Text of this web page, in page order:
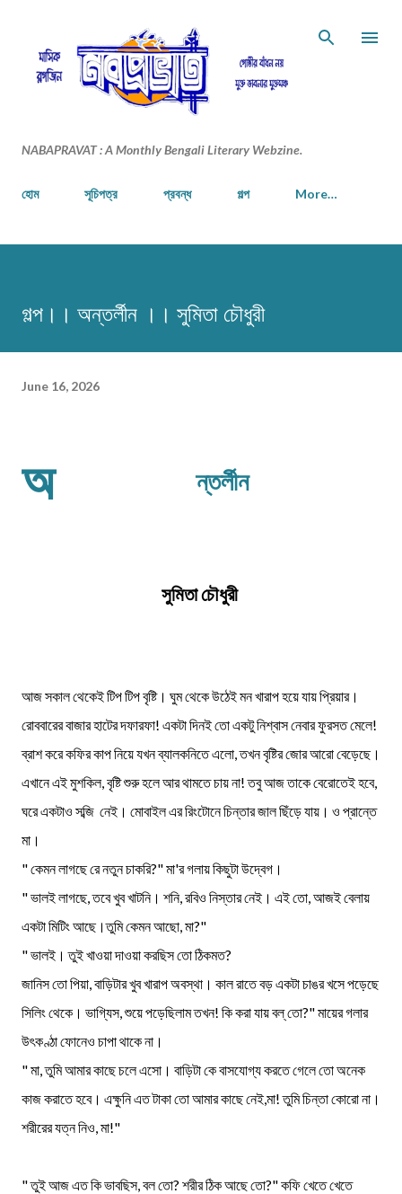
NABAPRAVAT : A Monthly Bengali Literary Webzine.
হোম সূচিপত্র প্রবন্ধ গল্প More…
গল্প।। অন্তর্লীন ।। সুমিতা চৌধুরী
June 16, 2026
অ ন্তর্লীন
সুমিতা চৌধুরী
আজ সকাল থেকেই টিপ টিপ বৃষ্টি। ঘুম থেকে উঠেই মন খারাপ হয়ে যায় প্রিয়ার।
রোববারের বাজার হাটের দফারফা! একটা দিনই তো একটু নিশ্বাস নেবার ফুরসত মেলে!
ব্রাশ করে কফির কাপ নিয়ে যখন ব্যালকনিতে এলো, তখন বৃষ্টির জোর আরো বেড়েছে।
এখানে এই মুশকিল, বৃষ্টি শুরু হলে আর থামতে চায় না! তবু আজ তাকে বেরোতেই হবে,
ঘরে একটাও সব্জি নেই। মোবাইল এর রিংটোনে চিন্তার জাল ছিঁড়ে যায়। ও প্রান্তে
মা।
" কেমন লাগছে রে নতুন চাকরি?" মা'র গলায় কিছুটা উদ্বেগ।
" ভালই লাগছে, তবে খুব খাটনি। শনি, রবিও নিস্তার নেই। এই তো, আজই বেলায়
একটা মিটিং আছে।তুমি কেমন আছো, মা?"
" ভালই। তুই খাওয়া দাওয়া করছিস তো ঠিকমত?
জানিস তো পিয়া, বাড়িটার খুব খারাপ অবস্থা। কাল রাতে বড় একটা চাঙর খসে পড়েছে
সিলিং থেকে। ভাগ্যিস, শুয়ে পড়েছিলাম তখন! কি করা যায় বল্ তো?" মায়ের গলার
উৎকণ্ঠা ফোনেও চাপা থাকে না।
" মা, তুমি আমার কাছে চলে এসো। বাড়িটা কে বাসযোগ্য করতে গেলে তো অনেক
কাজ করাতে হবে। এক্ষুনি এত টাকা তো আমার কাছে নেই,মা! তুমি চিন্তা কোরো না।
শরীরের যত্ন নিও, মা!"
" তুই আজ এত কি ভাবছিস, বল তো? শরীর ঠিক আছে তো?" কফি খেতে খেতে